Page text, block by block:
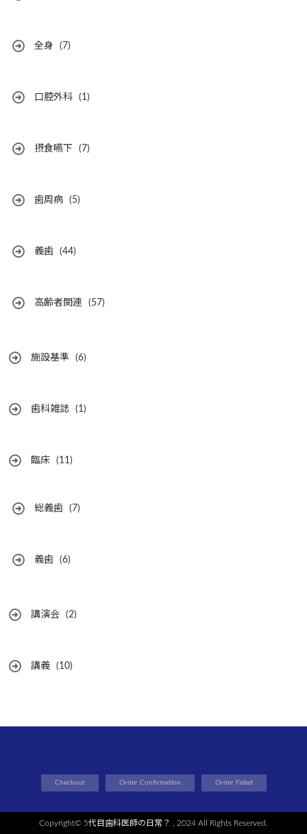
全身 (7)
口腔外科 (1)
摂食嚥下 (7)
歯周病 (5)
義歯 (44)
高齢者関連 (57)
施設基準 (6)
歯科雑誌 (1)
臨床 (11)
総義歯 (7)
義歯 (6)
講演会 (2)
講義 (10)
Checkout Order Confirmation Order Failed
Copyright© 5代目歯科医師の日常？ , 2024 All Rights Reserved.